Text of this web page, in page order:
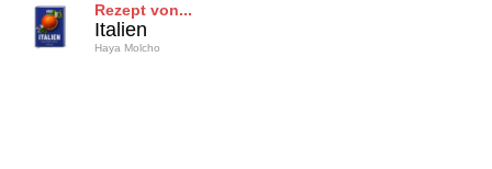
Rezept von...
Italien
Haya Molcho